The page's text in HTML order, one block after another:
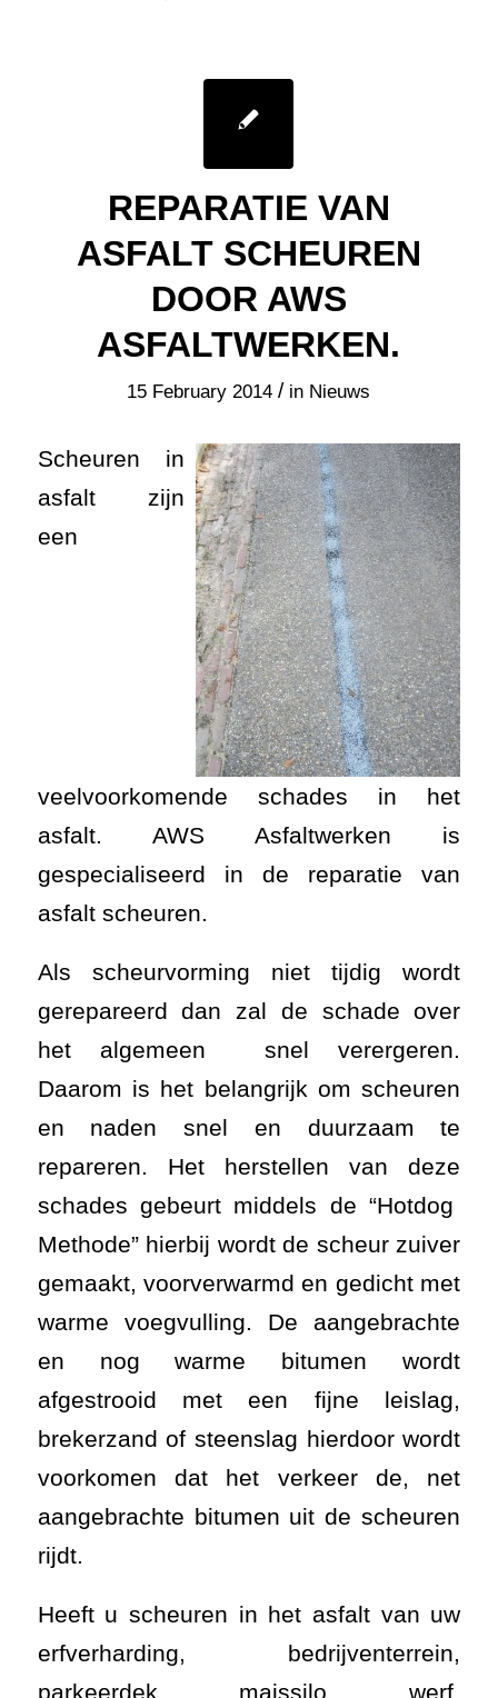
REPARATIE VAN
ASFALT SCHEUREN
DOOR AWS
ASFALTWERKEN.
15 February 2014 / in Nieuws
Scheuren in
asfalt zijn
een
veelvoorkomende schades in het
asfalt. AWS Asfaltwerken is
gespecialiseerd in de reparatie van
asfalt scheuren.
Als scheurvorming niet tijdig wordt
gerepareerd dan zal de schade over
het algemeen snel verergeren.
Daarom is het belangrijk om scheuren
en naden snel en duurzaam te
repareren. Het herstellen van deze
schades gebeurt middels de “Hotdog
Methode” hierbij wordt de scheur zuiver
gemaakt, voorverwarmd en gedicht met
warme voegvulling. De aangebrachte
en nog warme bitumen wordt
afgestrooid met een fijne leislag,
brekerzand of steenslag hierdoor wordt
voorkomen dat het verkeer de, net
aangebrachte bitumen uit de scheuren
rijdt.
Heeft u scheuren in het asfalt van uw
erfverharding, bedrijventerrein,
parkeerdek, maissilo, werf,